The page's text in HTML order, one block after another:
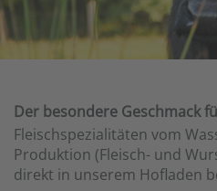
Der besondere Geschmack
Fleischspezialitäten vom
Produktion (Fleisch- und
direkt in unserem Hofladen